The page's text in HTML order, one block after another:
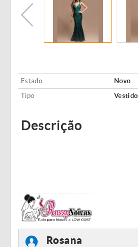
Estado
Novo
Tipo
Descrição
Rosana